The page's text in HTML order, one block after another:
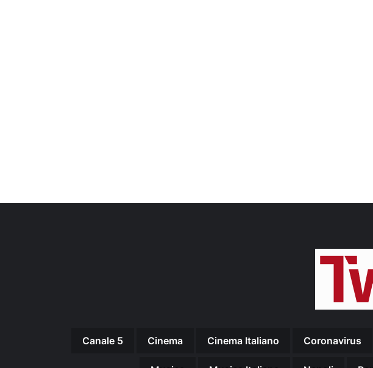
Canale 5 Cinema Cinema Italiano Coronavirus